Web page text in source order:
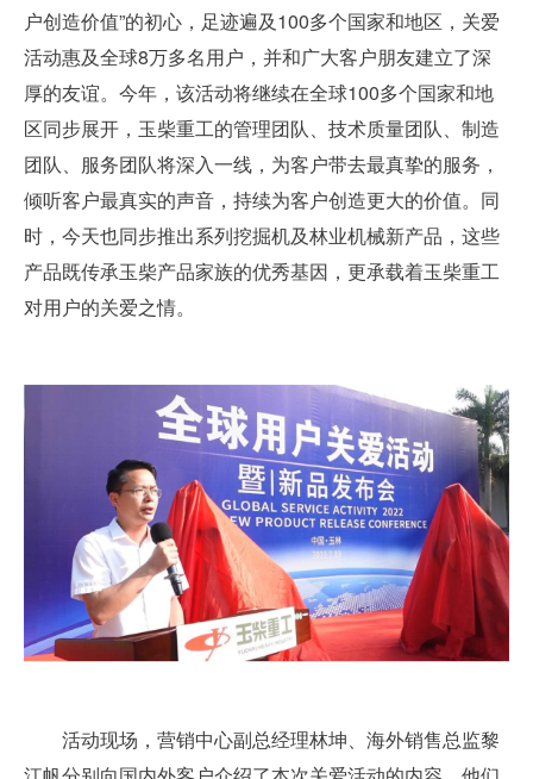
户创造价值”的初心，足迹遍及100多个国家和地区，关爱
活动惠及全球8万多名用户，并和广大客户朋友建立了深
厚的友谊。今年，该活动将继续在全球100多个国家和地
区同步展开，玉柴重工的管理团队、技术质量团队、制造
团队、服务团队将深入一线，为客户带去最真挚的服务，
倾听客户最真实的声音，持续为客户创造更大的价值。同
时，今天也同步推出系列挖掘机及林业机械新产品，这些
产品既传承玉柴产品家族的优秀基因，更承载着玉柴重工
对用户的关爱之情。
活动现场，营销中心副总经理林坤、海外销售总监黎